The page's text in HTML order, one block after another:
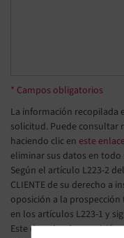
* Campos obligatorios
La información recopilada
solicitud. Puede consultar
haciendo clic en este
eliminar sus datos en
Según el artículo L223-2
CLIENTE de su derecho a
oposición a la
en los artículos L223-1 y
Este derecho de oposición